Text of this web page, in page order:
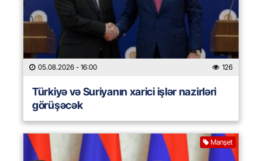
05.08.2026 - 16:00 126
Türkiyə və Suriyanın xarici işlər nazirləri
görüşəcək
Manşet